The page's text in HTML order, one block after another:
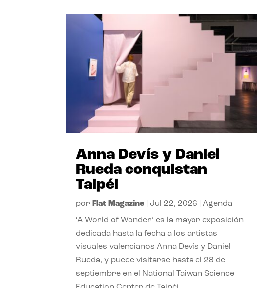
Anna Devís y Daniel
Rueda conquistan
Taipéi
por Flat Magazine Jul 22, 2026 |Agenda
‘A World of Wonder’ es la mayor exposición
dedicada hasta la fecha a los artistas
visuales valencianos Anna Devís y Daniel
Rueda, y puede visitarse hasta el 28 de
septiembre en el National Taiwan Science